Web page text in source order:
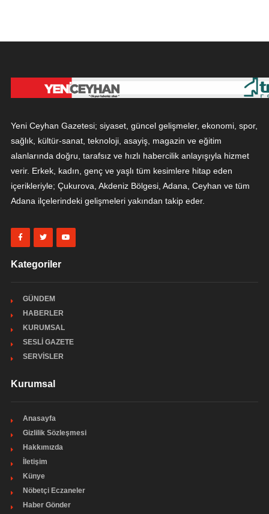
Yeni Ceyhan Gazetesi; siyaset, güncel gelişmeler, ekonomi, spor,
sağlık, kültür-sanat, teknoloji, asayiş, magazin ve eğitim
alanlarında doğru, tarafsız ve hızlı habercilik anlayışıyla hizmet
verir. Erkek, kadın, genç ve yaşlı tüm kesimlere hitap eden
içerikleriyle; Çukurova, Akdeniz Bölgesi, Adana, Ceyhan ve tüm
Adana ilçelerindeki gelişmeleri yakından takip eder.
Kategoriler
GÜNDEM
HABERLER
KURUMSAL
SESLİ GAZETE
SERVİSLER
Kurumsal
Anasayfa
Gizlilik Sözleşmesi
Hakkımızda
İletişim
Künye
Nöbetçi Eczaneler
Haber Gönder